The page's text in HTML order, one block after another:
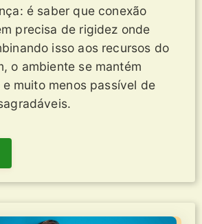
é saber que conexão
precisa de rigidez onde
isso aos recursos do
o ambiente se mantém
muito menos passível de